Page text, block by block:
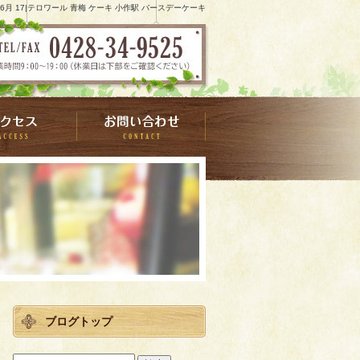
月 17|テロワール 青梅 ケーキ 小作駅 バースデーケーキ
ブログトップ